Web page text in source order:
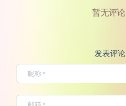
暂无评论
发表评论